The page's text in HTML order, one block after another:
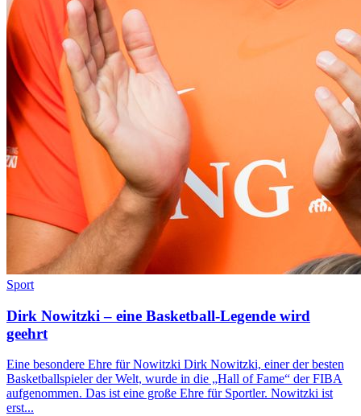
Sport
Dirk Nowitzki – eine Basketball-Legende wird
geehrt
Eine besondere Ehre für Nowitzki Dirk Nowitzki, einer der besten
Basketballspieler der Welt, wurde in die „Hall of Fame“ der FIBA
aufgenommen. Das ist eine große Ehre für Sportler. Nowitzki ist
erst...